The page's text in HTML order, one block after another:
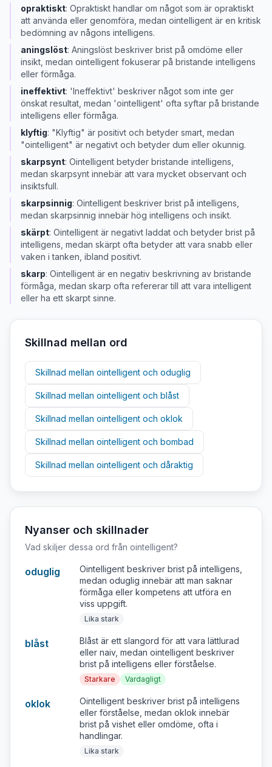
opraktiskt: Opraktiskt handlar om något som är opraktiskt
att använda eller genomföra, medan ointelligent är en kritisk
bedömning av någons intelligens.
aningslöst: Aningslöst beskriver brist på omdöme eller
insikt, medan ointelligent fokuserar på bristande intelligens
eller förmåga.
ineffektivt: 'Ineffektivt' beskriver något som inte ger
önskat resultat, medan 'ointelligent' ofta syftar på bristande
intelligens eller förmåga.
klyftig: "Klyftig" är positivt och betyder smart, medan
"ointelligent" är negativt och betyder dum eller okunnig.
skarpsynt: Ointelligent betyder bristande intelligens,
medan skarpsynt innebär att vara mycket observant och
insiktsfull.
skarpsinnig: Ointelligent beskriver brist på intelligens,
medan skarpsinnig innebär hög intelligens och insikt.
skärpt: Ointelligent är negativt laddat och betyder brist på
intelligens, medan skärpt ofta betyder att vara snabb eller
vaken i tanken, ibland positivt.
skarp: Ointelligent är en negativ beskrivning av bristande
förmåga, medan skarp ofta refererar till att vara intelligent
eller ha ett skarpt sinne.
Skillnad mellan ord
Skillnad mellan ointelligent och oduglig
Skillnad mellan ointelligent och blåst
Skillnad mellan ointelligent och oklok
Skillnad mellan ointelligent och bombad
Skillnad mellan ointelligent och dåraktig
Nyanser och skillnader
Vad skiljer dessa ord från ointelligent?
oduglig
Ointelligent beskriver brist på intelligens,
medan oduglig innebär att man saknar
förmåga eller kompetens att utföra en
viss uppgift.
Lika stark
blåst
Blåst är ett slangord för att vara lättlurad
eller naiv, medan ointelligent beskriver
brist på intelligens eller förståelse.
Starkare Vardagligt
oklok
Ointelligent beskriver brist på intelligens
eller förståelse, medan oklok innebär
brist på vishet eller omdöme, ofta i
handlingar.
Lika stark